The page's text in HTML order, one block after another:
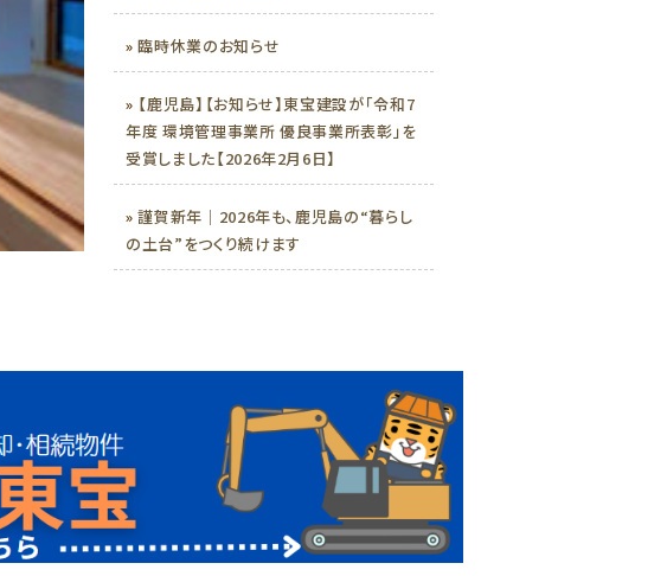
»臨時休業のお知らせ
» 【鹿児島】【お知らせ】東宝建設が「令和7
年度 環境管理事業所 優良事業所表彰」を
受賞しました【2026年2月6日】
»謹賀新年｜2026年も、鹿児島の“暮らし
の土台”をつくり続けます